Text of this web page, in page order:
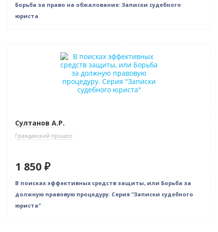
Борьба за право на обжалование: Записки судебного
юриста
Султанов А.Р.
Гражданский процесс
1 850 ₽
В поисках эффективных средств защиты, или Борьба за
должную правовую процедуру. Серия "Записки судебного
юриста"